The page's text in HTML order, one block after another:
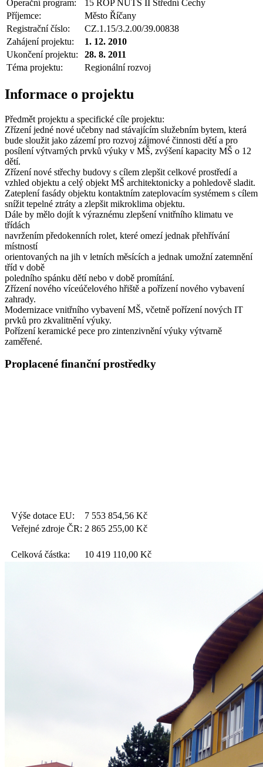
Operační program:
15 ROP NUTS II Střední Čechy
Příjemce:
Město Říčany
Registrační číslo:
CZ.1.15/3.2.00/39.00838
Zahájení projektu:
1. 12. 2010
Ukončení projektu:
28. 8. 2011
Téma projektu:
Regionální rozvoj
Informace o projektu
Předmět projektu a specifické cíle projektu:
Zřízení jedné nové učebny nad stávajícím služebním bytem, která
bude sloužit jako zázemí pro rozvoj zájmové činnosti dětí a pro
posílení výtvarných prvků výuky v MŠ, zvýšení kapacity MŠ o 12
dětí.
Zřízení nové střechy budovy s cílem zlepšit celkové prostředí a
vzhled objektu a celý objekt MŠ architektonicky a pohledově sladit.
Zateplení fasády objektu kontaktním zateplovacím systémem s cílem
snížit tepelné ztráty a zlepšit mikroklima objektu.
Dále by mělo dojít k výraznému zlepšení vnitřního klimatu ve
třídách
navržením předokenních rolet, které omezí jednak přehřívání
místností
orientovaných na jih v letních měsících a jednak umožní zatemnění
tříd v době
poledního spánku dětí nebo v době promítání.
Zřízení nového víceúčelového hřiště a pořízení nového vybavení
zahrady.
Modernizace vnitřního vybavení MŠ, včetně pořízení nových IT
prvků pro zkvalitnění výuky.
Pořízení keramické pece pro zintenzivnění výuky výtvarně
zaměřené.
Proplacené finanční prostředky
Výše dotace EU: 7 553 854,56 Kč
Veřejné zdroje ČR: 2 865 255,00 Kč
Celková částka: 10 419 110,00 Kč